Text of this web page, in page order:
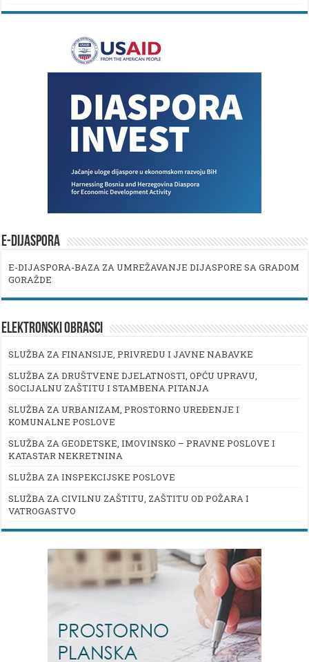
E-DIJASPORA
E-DIJASPORA-BAZA ZA UMREŽAVANJE DIJASPORE SA GRADOM
GORAŽDE
ELEKTRONSKI OBRASCI
SLUŽBA ZA FINANSIJE, PRIVREDU I JAVNE NABAVKE
SLUŽBA ZA DRUŠTVENE DJELATNOSTI, OPĆU UPRAVU,
SOCIJALNU ZAŠTITU I STAMBENA PITANJA
SLUŽBA ZA URBANIZAM, PROSTORNO UREĐENJE I
KOMUNALNE POSLOVE
SLUŽBA ZA GEODETSKE, IMOVINSKO – PRAVNE POSLOVE I
KATASTAR NEKRETNINA
SLUŽBA ZA INSPEKCIJSKE POSLOVE
SLUŽBA ZA CIVILNU ZAŠTITU, ZAŠTITU OD POŽARA I
VATROGASTVO